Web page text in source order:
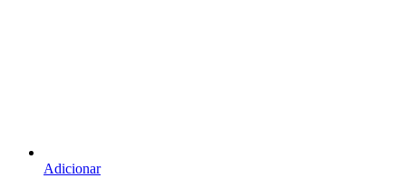
Adicionar